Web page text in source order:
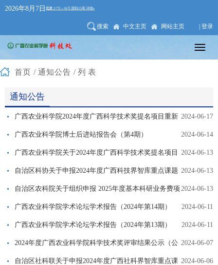
2026年8月7日
搜索 中文主页 网站主页 | 登录
首页 / 通知公告 /列表
通知公告
2024-06-17
广西农业科学院2024年度广西科学技术奖提名项目重新
公示(公示已结束） 2024-06-14
广西农业科学院博士后进站报告会（第4期）
2024-06-13
广西农业科学院关于2024年度广西科学技术奖提名项目
的公示(公示已结束) 2024-06-13
自治区科协关于申报2024年度广西科技界智库重点课题
的通知(桂科协组发〔2024〕28号) 2024-06-13
自治区农科院关于组织申报 2025年度基本科研业务费项
目的通知 2024-06-11
广西农业科学院学术论坛学术报告（2024年第14期）
2024-06-11
广西农业科学院学术论坛学术报告（2024年第13期）
2024-06-07
2024年度广西农业科学院科学技术奖评审结果公示（公
示已结束） 2024-06-06
自治区社科联关于申报2024年度广西社科界智库重点课